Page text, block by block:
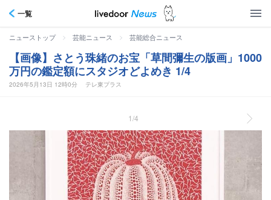
一覧
ニューストップ > 芸能ニュース > 芸能総合ニュース
【画像】さとう珠緒のお宝「草間彌生の版画」1000
万円の鑑定額にスタジオどよめき 1/4
2026年5月13日 12時0分 テレ東プラス
1/4